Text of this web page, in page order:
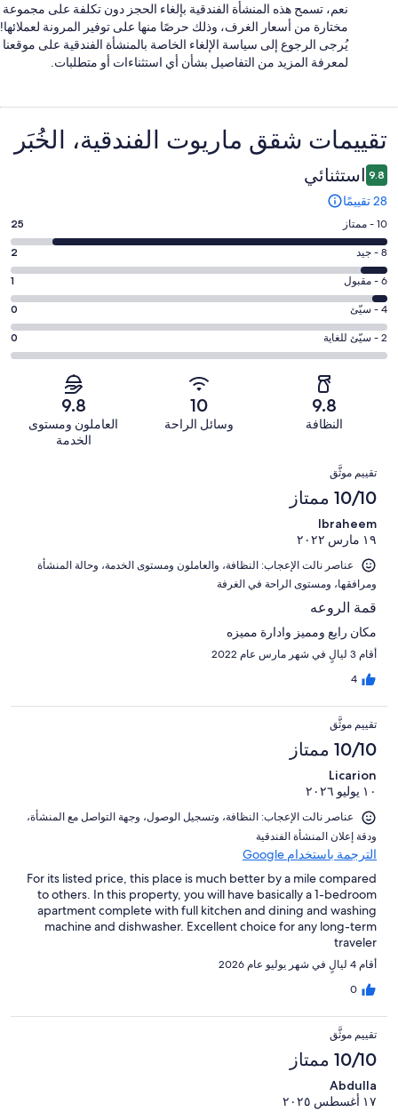
نعم، تسمح هذه المنشأة الفندقية بإلغاء الحجز دون تكلفة على مجموعة
مختارة من أسعار الغرف، وذلك حرصًا منها على توفير المرونة لعملائها!
يُرجى الرجوع إلى سياسة الإلغاء الخاصة بالمنشأة الفندقية على موقعنا
لمعرفة المزيد من التفاصيل بشأن أي استثناءات أو متطلبات.
التقييمات
تقييمات ⁦شقق ماريوت الفندقية، الخُبَر⁩
9.8 استثنائي
28 تقييمًا
درجة
التصنيف
10
-
ممتاز.
25
من
أصل
10 - ممتاز 25
درجة
التصنيف
8
-
جيد.
2
8 - جيد 2
درجة
التصنيف
6
-
مقبول.
تقييمات
النزلاء
6 - مقبول 1
درجة
التصنيف
4
من
تقييمات
4 - سيّئ 0
درجة
التصنيف
من
أصل
28
من
تقييمات
النزلاء
2 - سيّئ للغاية 0
9.8
النظافة
10
وسائل الراحة
9.8
العاملون ومستوى
الخدمة
التقييمات
تقييم موثَّق
10/10 ممتاز
Ibraheem
١٩ مارس ٢٠٢٢
عناصر نالت الإعجاب: ⁦النظافة⁩، و⁦العاملون ومستوى الخدمة⁩، و⁦حالة المنشأة
ومرافقها⁩، و⁦مستوى الراحة في الغرفة⁩
قمة الروعه
مكان رايع ومميز وادارة مميزه
أقام 3 ليالٍ في شهر مارس عام 2022
4
تقييم موثَّق
10/10 ممتاز
Licarion
١٠ يوليو ٢٠٢٦
عناصر نالت الإعجاب: ⁦النظافة⁩، و⁦تسجيل الوصول⁩، و⁦جهة التواصل مع المنشأة⁩،
و⁦دقة إعلان المنشأة الفندقية⁩
الترجمة باستخدام Google
For its listed price, this place is much better by a mile compared
to others. In this property, you will have basically a 1-bedroom
apartment complete with full kitchen and dining and washing
machine and dishwasher. Excellent choice for any long-term
traveler
أقام 4 ليالٍ في شهر يوليو عام 2026
0
تقييم موثَّق
10/10 ممتاز
Abdulla
١٧ أغسطس ٢٠٢٥